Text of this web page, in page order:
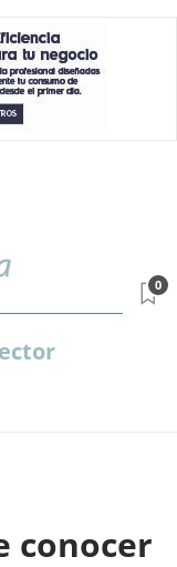
0
conocer